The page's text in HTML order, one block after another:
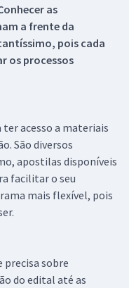
as
a frente da
pois cada
os processos
ter acesso a materiais
São diversos
apostilas disponíveis
facilitar o seu
mais flexível, pois
precisa sobre
do edital até as